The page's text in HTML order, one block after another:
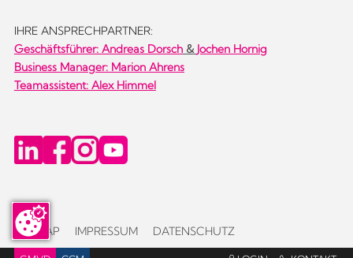
IHRE ANSPRECHPARTNER:
Geschäftsführer: Andreas Dorsch& Jochen Hornig
Business Manager: Marion Ahrens
Teamassistent: Alex Himmel
SITEMAP IMPRESSUM DATENSCHUTZ